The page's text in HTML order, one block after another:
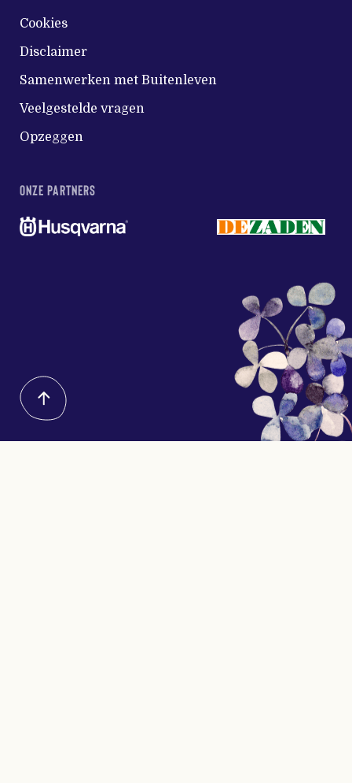
Cookies
Disclaimer
Samenwerken met Buitenleven
Veelgestelde vragen
Opzeggen
ONZE PARTNERS